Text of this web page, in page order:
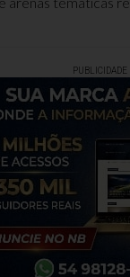
PUBLICIDADE